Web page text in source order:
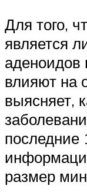
Для того,
является
аденоидов
влияют на
выясняет,
последние
размер